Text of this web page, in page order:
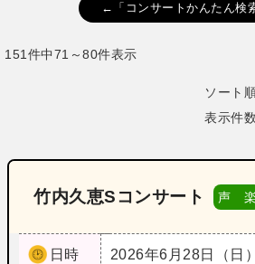
←「コンサートかんたん検
151件中71～80件表示
ソート順
表示件数
竹内久恵Sコンサート 声 楽
日時
2026年6月28日（日）